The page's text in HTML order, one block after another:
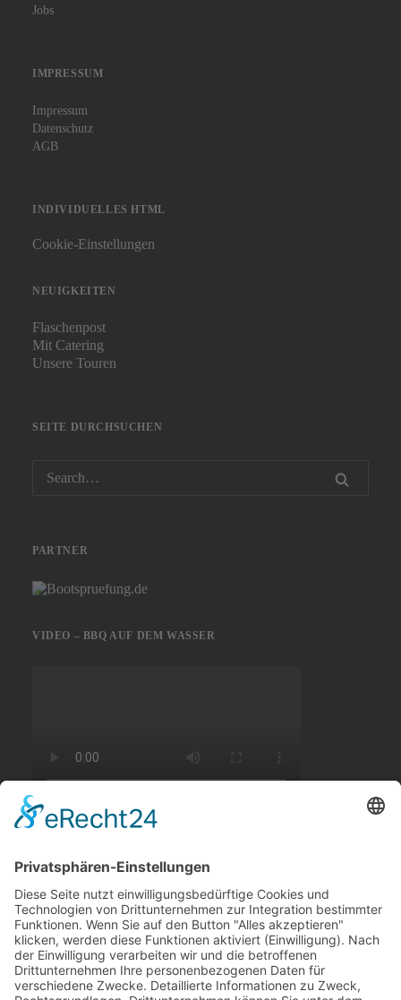
Jobs
IMPRESSUM
Impressum
Datenschutz
AGB
INDIVIDUELLES HTML
Cookie-Einstellungen
NEUIGKEITEN
Flaschenpost
Mit Catering
Unsere Touren
SEITE DURCHSUCHEN
PARTNER
VIDEO – BBQ AUF DEM WASSER
BADEAUSFLUG ZUM MÜGGELSEE